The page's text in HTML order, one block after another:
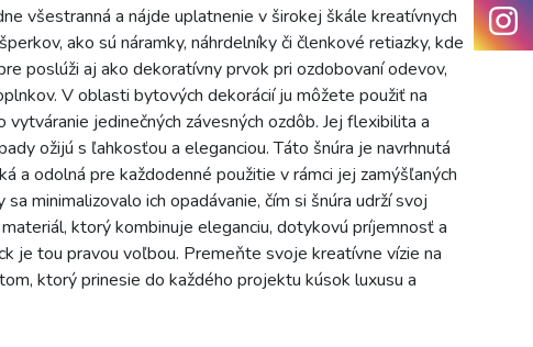
všestranná a nájde uplatnenie v širokej škále kreatívnych
ako sú náramky, náhrdelníky či členkové retiazky, kde
poslúži aj ako dekoratívny prvok pri ozdobovaní odevov,
V oblasti bytových dekorácií ju môžete použiť na
vytváranie jedinečných závesných ozdôb. Jej flexibilita a
ožijú s ľahkosťou a eleganciou. Táto šnúra je navrhnutá
a odolná pre každodenné použitie v rámci jej zamýšľaných
minimalizovalo ich opadávanie, čím si šnúra udrží svoj
ktorý kombinuje eleganciu, dotykovú príjemnosť a
je tou pravou voľbou. Premeňte svoje kreatívne vízie na
ktorý prinesie do každého projektu kúsok luxusu a